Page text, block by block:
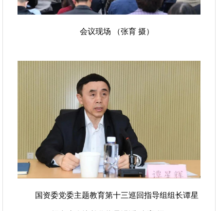
会议现场 （张育 摄）
国资委党委主题教育第十三巡回指导组组长谭星